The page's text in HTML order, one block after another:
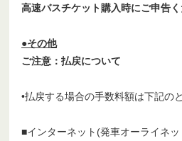
高速バスチケット購入時にご申告く
●その他
ご注意：払戻について
•払戻する場合の手数料額は下記の
■インターネット(発車オーライネ